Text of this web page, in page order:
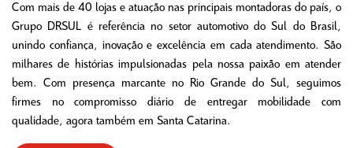
Com mais de 40 lojas e atuação nas principais montadoras do país, o
Grupo DRSUL é referência no setor automotivo do Sul do Brasil,
unindo confiança, inovação e excelência em cada atendimento. São
milhares de histórias impulsionadas pela nossa paixão em atender
bem. Com presença marcante no Rio Grande do Sul, seguimos
firmes no compromisso diário de entregar mobilidade com
qualidade, agora também em Santa Catarina.